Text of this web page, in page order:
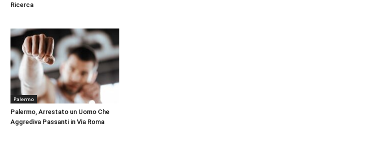
Ricerca
Palermo
Palermo, Arrestato un Uomo Che
Aggrediva Passanti in Via Roma